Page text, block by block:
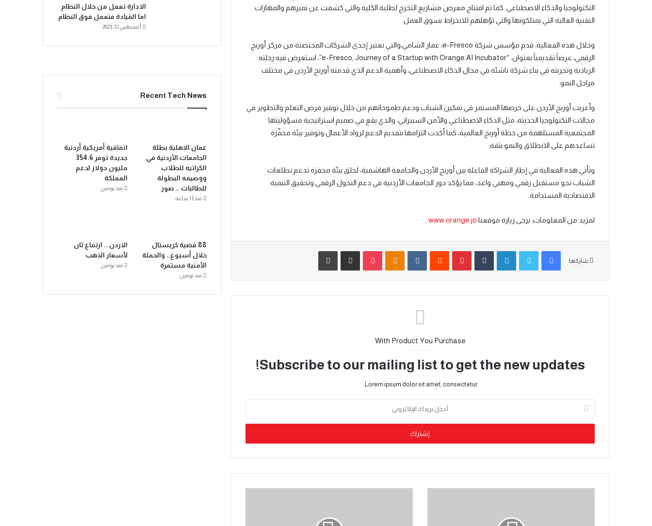
التكنولوجيا والذكاء الاصطناعي. كما تم افتتاح معرض مشاريع التخرج لطلبة الكلية والتي كشفت عن تميزهم والمهارات
التقنية العالية التي يمتلكونها والتي تؤهلهم للانخراط بسوق العمل.
وخلال هذه الفعالية، قدم مؤسس شركة e-Fresco، عمار الشامي،والتي تعتبر إحدى الشركات المحتضنة من مركز أورنج
الرقمي، عرضاً تقديمياً بعنوان: “e-Fresco, Journey of a Startup with Orange AI Incubator”، استعرض فيه رحلته
الريادية وتجربته في بناء شركة ناشئة في مجال الذكاء الاصطناعي، وأهمية الدعم الذي قدمته أورنج الأردن في مختلف
مراحل النمو.
وأعربت أورنج الأردن على حرصها المستمر في تمكين الشباب ودعم طموحاتهم من خلال توفير فرص التعلم والتطوير في
مجالات التكنولوجيا الحديثة، مثل الذكاء الاصطناعي والأمن السيبراني، والذي يقع في صميم استراتيجية مسؤوليتها
المجتمعية المستلهمة من خطة أورنج العالمية، كما أكدت التزامها بتقديم الدعم لرواد الأعمال وتوفير بيئة محفّزة
تساعدهم على الانطلاق والنمو بثقة.
وتأتي هذه الفعالية في إطار الشراكة الفاعلة بين أورنج الأردن والجامعة الهاشمية، لخلق بيئة محفزة تدعم تطلعات
الشباب نحو مستقبل رقمي ومهني واعد، مما يؤكد دور الجامعات الأردنية في دعم التحول الرقمي وتحقيق التنمية
الاقتصادية المستدامة.
لمزيد من المعلومات، يرجى زيارة موقعنا:www.orange.jo
.
شاركها
With Product You Purchase
Subscribe to our mailing list to get the new updates!
Lorem ipsum dolor sit amet, consectetur.
الادارة تعمل من خلال النظام
اما القيادة فتعمل فوق النظام
أغسطس 12, 2023
Recent Tech News
عمان الاهلية بطلة
الجامعات الأردنية في
الكراتيه للطلاب
ووصيفه البطولة
للطالبات .. صور
منذ 13 ساعة
اتفاقية أمريكية أردنية
جديدة توفر 354.6
مليون دولار لدعم
المملكة
منذ يومين
88 قضية كريستال
خلال أسبوع.. والحملة
الأمنية مستمرة
منذ يومين
الاردن .. ارتفاع ثان
لأسعار الذهب
منذ يومين